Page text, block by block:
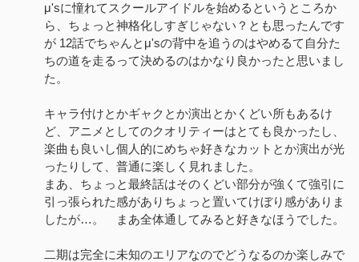
μ'sに憧れてスクールアイドルを始めるというところか
ら、ちょっと神格化しすぎじゃない？とも思ったんです
が 12話でちゃんとμ'sの背中を追うのはやめるて自分た
ちの道を走るって決めるのはかなり良かったと思いまし
た。
キャラ付けとかギャクとか演出とかくどい所もあるけ
ど、アニメとしてのクオリティーはとても良かったし、
楽曲も良いし個人的にめちゃ好きなカットとか演出が光
ったりして、普通に楽しく見れました。
まあ、ちょっと最終話はそのくどい部分が強くて強引に
引っ張られた感がありちょっと置いてけぼり感がありま
したが…。 まあ全体通してみると好きなほうでした。
二期は完全に未知のエリアなのでどうなるのか楽しみで